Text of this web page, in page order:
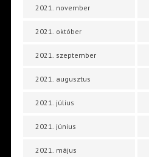
2021. november
2021. október
2021. szeptember
2021. augusztus
2021. július
2021. június
2021. május